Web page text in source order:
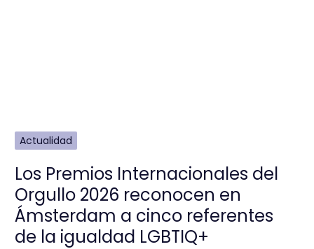
Actualidad
Los Premios Internacionales del
Orgullo 2026 reconocen en
Ámsterdam a cinco referentes
de la igualdad LGBTIQ+